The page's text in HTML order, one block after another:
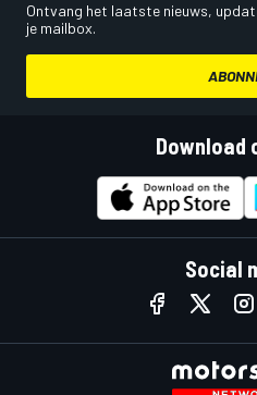
Ontvang het laatste nieuws,
je mailbox.
Download
Social